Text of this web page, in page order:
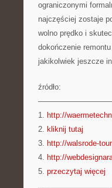
ograniczonymi
najczęściej zostaje
wolno prędko i
dokończenie
jakikolwiek jeszcze
źródło:
1. http://
2. kliknij tutaj
3. http://walsrode-
4. http://
5. przeczytaj więcej